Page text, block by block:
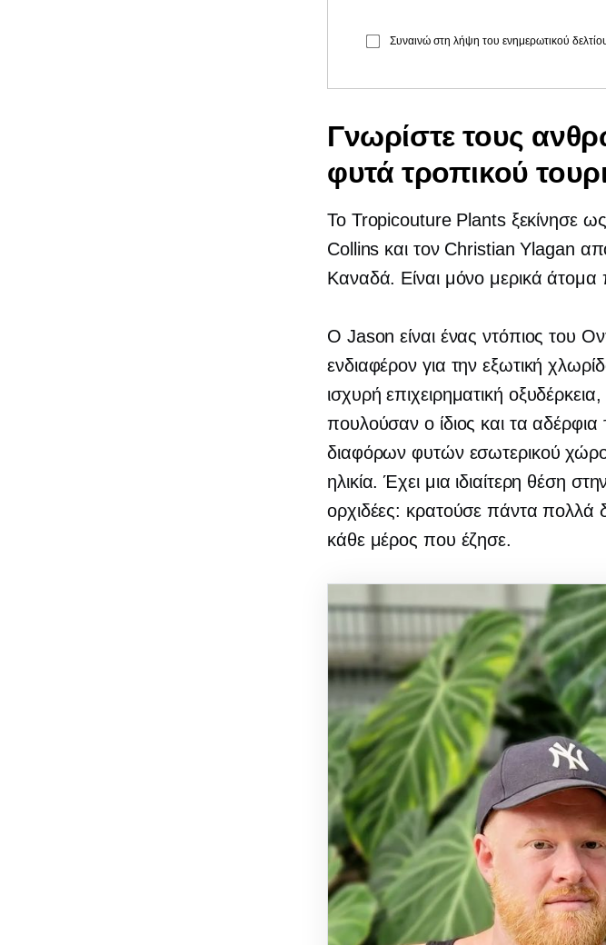
Συναινώ στη λήψη του ενημερωτικού
Γνωρίστε τους
φυτά τροπικού
Το Tropicouture Plants ξεκίνησε
Collins και τον Christian Ylagan
Καναδά. Είναι μόνο μερικά
Ο Jason είναι ένας ντόπιος του
ενδιαφέρον για την εξωτική
ισχυρή επιχειρηματική
πουλούσαν ο ίδιος και τα
διαφόρων φυτών εσωτερικού
ηλικία. Έχει μια ιδιαίτερη θέση
ορχιδέες: κρατούσε πάντα πολλά
κάθε μέρος που έζησε.